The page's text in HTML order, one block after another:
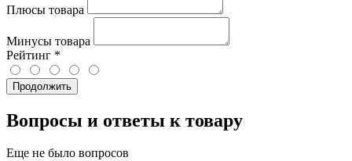
Плюсы товара
Минусы товара
Рейтинг *
Продолжить
Вопросы и ответы к товару
Еще не было вопросов